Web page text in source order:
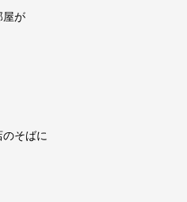
屋が
そばに